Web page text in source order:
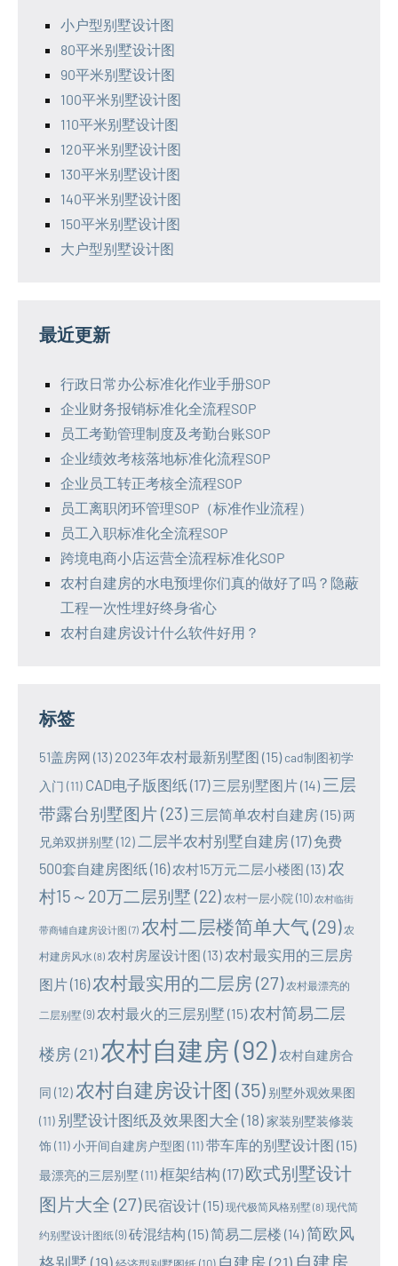
小户型别墅设计图
80平米别墅设计图
90平米别墅设计图
100平米别墅设计图
110平米别墅设计图
120平米别墅设计图
130平米别墅设计图
140平米别墅设计图
150平米别墅设计图
大户型别墅设计图
最近更新
行政日常办公标准化作业手册SOP
企业财务报销标准化全流程SOP
员工考勤管理制度及考勤台账SOP
企业绩效考核落地标准化流程SOP
企业员工转正考核全流程SOP
员工离职闭环管理SOP（标准作业流程）
员工入职标准化全流程SOP
跨境电商小店运营全流程标准化SOP
农村自建房的水电预埋你们真的做好了吗？隐蔽
工程一次性埋好终身省心
农村自建房设计什么软件好用？
标签
51盖房网 (13) 2023年农村最新别墅图 (15) cad制图初学
入门 (11) CAD电子版图纸 (17) 三层别墅图片(14) 三层
带露台别墅图片 (23) 三层简单农村自建房(15)两
兄弟双拼别墅 (12) 二层半农村别墅自建房(17) 免费
500套自建房图纸(16) 农村15万元二层小楼图 (13)农
村15～20万二层别墅 (22) 农村一层小院 (10) 农村临街
带商铺自建房设计图 (7) 农村二层楼简单大气 (29) 农
村建房风水 (8) 农村房屋设计图 (13) 农村最实用的三层房
图片(16)农村最实用的二层房 (27) 农村最漂亮的
二层别墅(9) 农村最火的三层别墅 (15)农村简易二层
楼房(21)农村自建房 (92) 农村自建房合
同 (12) 农村自建房设计图 (35) 别墅外观效果图
(11) 别墅设计图纸及效果图大全 (18)家装别墅装修装
饰(11)小开间自建房户型图 (11)带车库的别墅设计图 (15)
最漂亮的三层别墅 (11)框架结构 (17) 欧式别墅设计
图片大全 (27) 民宿设计(15) 现代极简风格别墅(8) 现代简
约别墅设计图纸(9) 砖混结构 (15)简易二层楼 (14)简欧风
自建房